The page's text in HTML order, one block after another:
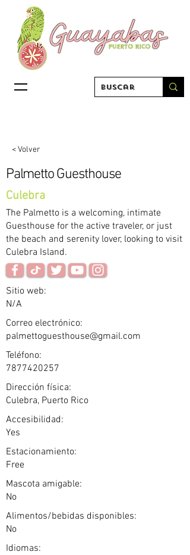
< Volver
Palmetto Guesthouse
Culebra
The Palmetto is a welcoming, intimate
Guesthouse for the active traveler, or just
the beach and serenity lover, looking to visit
Culebra Island.
Sitio web:
N/A
Correo electrónico:
palmettoguesthouse@gmail.com
Teléfono:
7877420257
Dirección física:
Culebra, Puerto Rico
Accesibilidad:
Yes
Estacionamiento:
Free
Mascota amigable:
No
Alimentos/bebidas disponibles:
No
Idiomas: